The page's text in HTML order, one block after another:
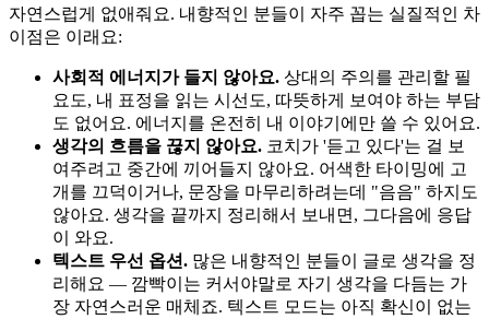
자연스럽게 없애줘요. 내향적인 분들이 자주 꼽는 실질적인 차
이점은 이래요:
사회적 에너지가 들지 않아요. 상대의 주의를 관리할 필
요도, 내 표정을 읽는 시선도, 따뜻하게 보여야 하는 부담
도 없어요. 에너지를 온전히 내 이야기에만 쓸 수 있어요.
생각의 흐름을 끊지 않아요. 코치가 '듣고 있다'는 걸 보
여주려고 중간에 끼어들지 않아요. 어색한 타이밍에 고
개를 끄덕이거나, 문장을 마무리하려는데 "음음" 하지도
않아요. 생각을 끝까지 정리해서 보내면, 그다음에 응답
이 와요.
텍스트 우선 옵션. 많은 내향적인 분들이 글로 생각을 정
리해요 — 깜빡이는 커서야말로 자기 생각을 다듬는 가
장 자연스러운 매체죠. 텍스트 모드는 아직 확신이 없는